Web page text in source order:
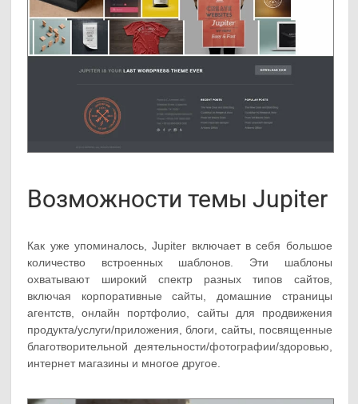
Возможности темы Jupiter
Как уже упоминалось, Jupiter включает в себя большое
количество встроенных шаблонов. Эти шаблоны
охватывают широкий спектр разных типов сайтов,
включая корпоративные сайты, домашние страницы
агентств, онлайн портфолио, сайты для продвижения
продукта/услуги/приложения, блоги, сайты, посвященные
благотворительной деятельности/фотографии/здоровью,
интернет магазины и многое другое.